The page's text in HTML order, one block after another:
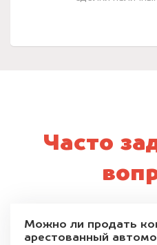
Часто
Можно ли продать
арестованный